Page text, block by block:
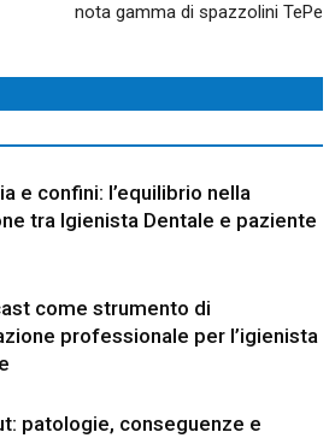
nota gamma di spazzolini TePe
e confini: l’equilibrio nella
tra Igienista Dentale e paziente
come strumento di
professionale per l’igienista
patologie, conseguenze e